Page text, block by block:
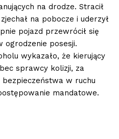
na drodze. Stracił
na pobocze i uderzył
pojazd przewrócił się
ogrodzenie posesji.
wykazało, że kierujący
sprawcy kolizji, za
w ruchu
mandatowe.